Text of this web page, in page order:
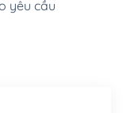
(+100,000₫)
yêu cầu